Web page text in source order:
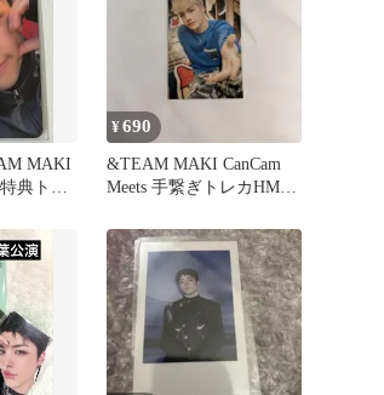
MAKI
典トレ
¥690
&TEAM MAKI CanCam
Meets 手繋ぎトレカHMV